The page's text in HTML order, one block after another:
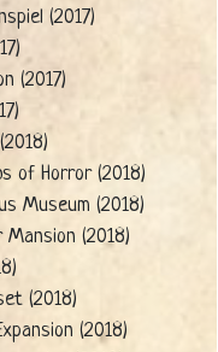
(2017)
(2017)
of Horror (2018)
Museum (2018)
(2018)
(2018)
(2018)